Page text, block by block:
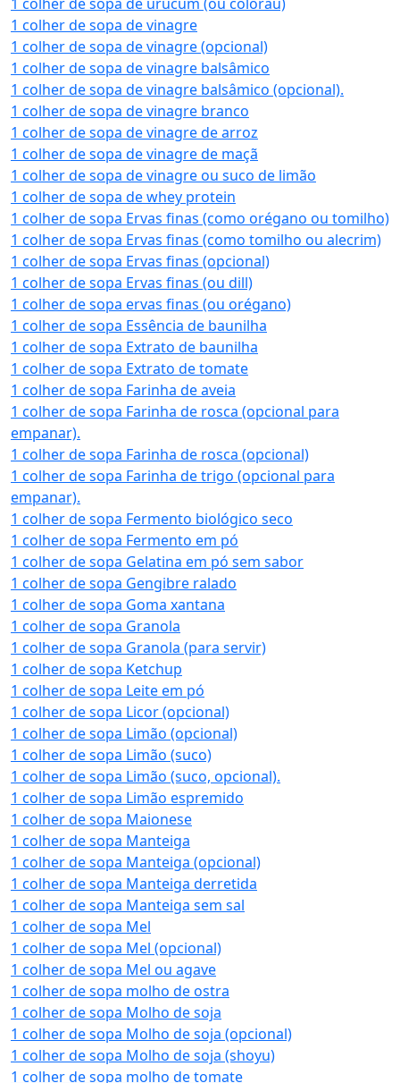
1 colher de sopa de vinagre
1 colher de sopa de vinagre (opcional)
1 colher de sopa de vinagre balsâmico
1 colher de sopa de vinagre balsâmico (opcional).
1 colher de sopa de vinagre branco
1 colher de sopa de vinagre de arroz
1 colher de sopa de vinagre de maçã
1 colher de sopa de vinagre ou suco de limão
1 colher de sopa de whey protein
1 colher de sopa Ervas finas (como orégano ou tomilho)
1 colher de sopa Ervas finas (como tomilho ou alecrim)
1 colher de sopa Ervas finas (opcional)
1 colher de sopa Ervas finas (ou dill)
1 colher de sopa ervas finas (ou orégano)
1 colher de sopa Essência de baunilha
1 colher de sopa Extrato de baunilha
1 colher de sopa Extrato de tomate
1 colher de sopa Farinha de aveia
1 colher de sopa Farinha de rosca (opcional para
empanar).
1 colher de sopa Farinha de rosca (opcional)
1 colher de sopa Farinha de trigo (opcional para
empanar).
1 colher de sopa Fermento biológico seco
1 colher de sopa Fermento em pó
1 colher de sopa Gelatina em pó sem sabor
1 colher de sopa Gengibre ralado
1 colher de sopa Goma xantana
1 colher de sopa Granola
1 colher de sopa Granola (para servir)
1 colher de sopa Ketchup
1 colher de sopa Leite em pó
1 colher de sopa Licor (opcional)
1 colher de sopa Limão (opcional)
1 colher de sopa Limão (suco)
1 colher de sopa Limão (suco, opcional).
1 colher de sopa Limão espremido
1 colher de sopa Maionese
1 colher de sopa Manteiga
1 colher de sopa Manteiga (opcional)
1 colher de sopa Manteiga derretida
1 colher de sopa Manteiga sem sal
1 colher de sopa Mel
1 colher de sopa Mel (opcional)
1 colher de sopa Mel ou agave
1 colher de sopa molho de ostra
1 colher de sopa Molho de soja
1 colher de sopa Molho de soja (opcional)
1 colher de sopa Molho de soja (shoyu)
1 colher de sopa molho de tomate